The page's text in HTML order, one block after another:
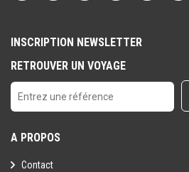
INSCRIPTION NEWSLETTER
RETROUVER UN VOYAGE
A PROPOS
Contact